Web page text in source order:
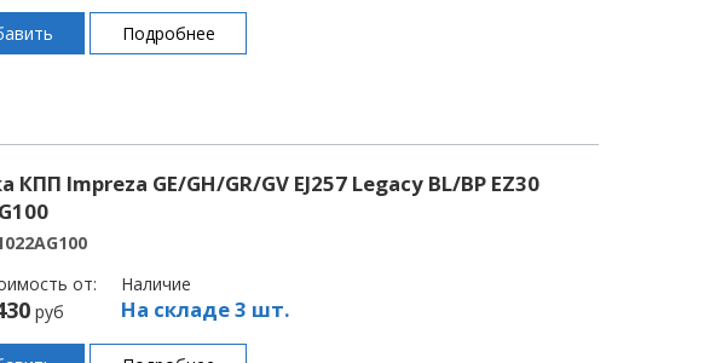
Подробнее
Impreza GE/GH/GR/GV EJ257 Legacy BL/BP EZ30
от:
руб
Наличие
На складе 3 шт.